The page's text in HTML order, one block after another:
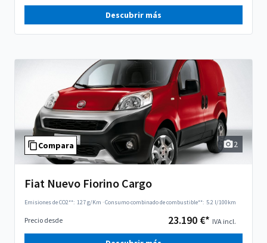
Descubrir más
Compara 2
Fiat Nuevo Fiorino Cargo
Emisiones de CO2**: 127 g/Km ·Consumo combinado de combustible**: 5.2 l/100km
Precio desde 23.190 €* IVA incl.